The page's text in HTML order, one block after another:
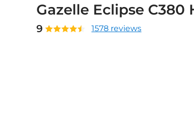
Gazelle Eclipse C380
9 1578 reviews